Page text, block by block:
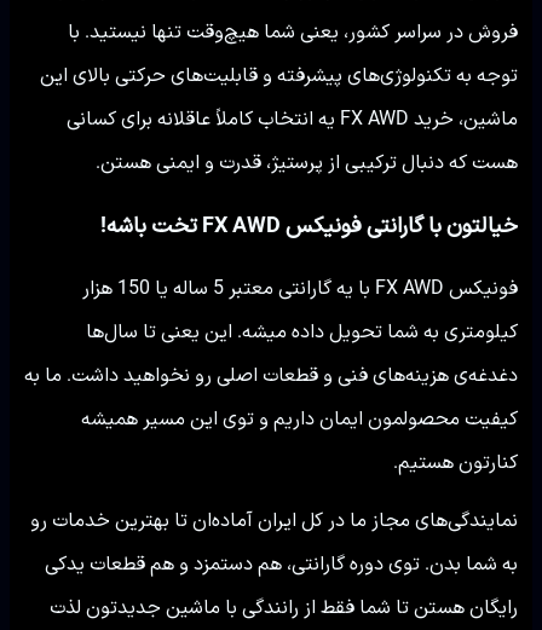
فروش در سراسر کشور، یعنی شما هیچ‌وقت تنها نیستید. با
توجه به تکنولوژی‌های پیشرفته و قابلیت‌های حرکتی بالای این
ماشین، خرید FX AWD یه انتخاب کاملاً عاقلانه برای کسانی
هست که دنبال ترکیبی از پرستیژ، قدرت و ایمنی هستن.
خیالتون با گارانتی فونیکس FX AWD تخت باشه!
فونیکس FX AWD با یه گارانتی معتبر 5 ساله یا 150 هزار
کیلومتری به شما تحویل داده میشه. این یعنی تا سال‌ها
دغدغه‌ی هزینه‌های فنی و قطعات اصلی رو نخواهید داشت. ما به
کیفیت محصولمون ایمان داریم و توی این مسیر همیشه
کنارتون هستیم.
نمایندگی‌های مجاز ما در کل ایران آماده‌ان تا بهترین خدمات رو
به شما بدن. توی دوره گارانتی، هم دستمزد و هم قطعات یدکی
رایگان هستن تا شما فقط از رانندگی با ماشین جدیدتون لذت